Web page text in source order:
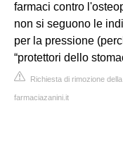
farmaci contro
non si seguono le
per la pressione
“protettori dello
Richiesta di rimozione
farmaciazanini.it